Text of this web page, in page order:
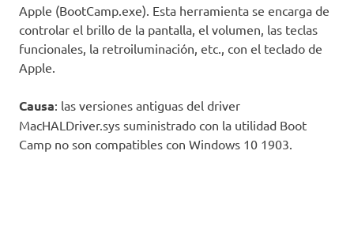
Apple (BootCamp.exe). Esta herramienta se encarga de
controlar el brillo de la pantalla, el volumen, las teclas
funcionales, la retroiluminación, etc., con el teclado de
Apple.
Causa: las versiones antiguas del driver
MacHALDriver.sys suministrado con la utilidad Boot
Camp no son compatibles con Windows 10 1903.